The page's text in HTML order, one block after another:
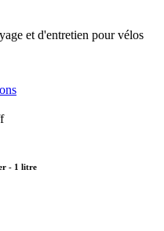
et d'entretien pour vélos
- 1 litre